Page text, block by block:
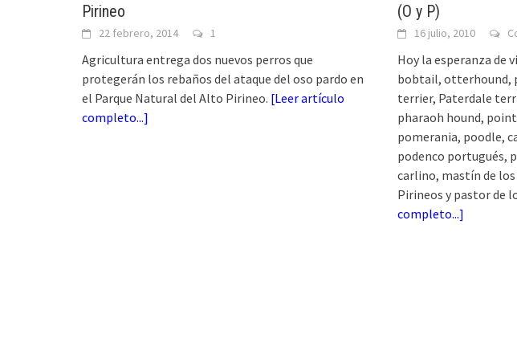
Pirineo
22 febrero, 2014 1
Agricultura entrega dos nuevos perros que
protegerán los rebaños del ataque del oso pardo en
el Parque Natural del Alto Pirineo. [Leer artículo
completo...]
(O y P)
16 julio, 2010
Hoy la esperanza de
bobtail, otterhound,
terrier, Paterdale
pharaoh hound,
pomerania, poodle,
podenco portugués,
carlino, mastín de
Pirineos y pastor de
completo...]